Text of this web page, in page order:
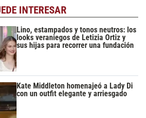
INTERESAR
Lino, estampados y tonos neutros: los
looks veraniegos de Letizia Ortiz y
sus hijas para recorrer una fundación
Kate Middleton homenajeó a Lady Di
con un outfit elegante y arriesgado